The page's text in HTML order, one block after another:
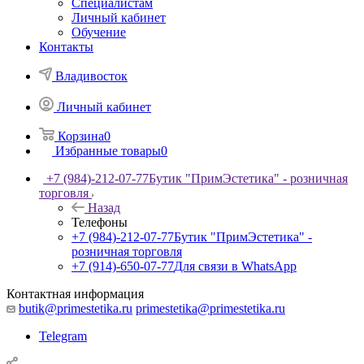
Специалистам
Личный кабинет
Обучение
Контакты
Владивосток
Личный кабинет
Корзина0
Избранные товары0
+7 (984)-212-07-77Бутик "ПримЭстетика" - розничная
торговля
Назад
Телефоны
+7 (984)-212-07-77Бутик "ПримЭстетика" -
розничная торговля
+7 (914)-650-07-77Для связи в WhatsApp
Контактная информация
butik@primestetika.ru primestetika@primestetika.ru
Telegram